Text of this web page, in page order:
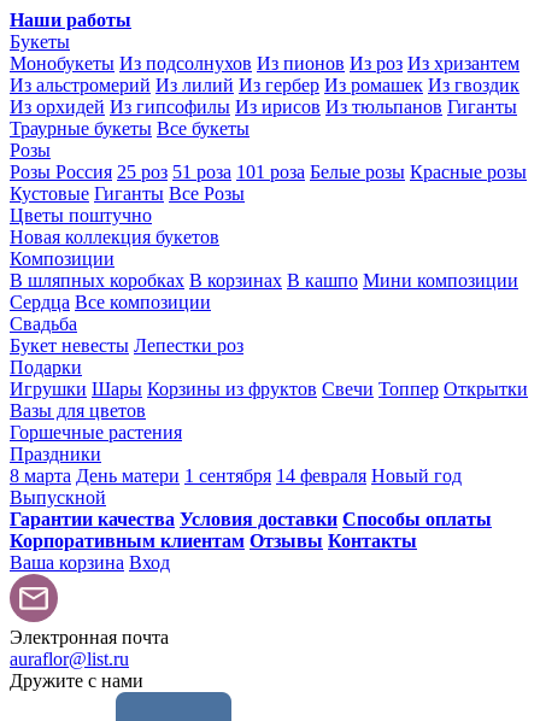
Наши работы
Букеты
Монобукеты Из подсолнухов Из пионов Из роз Из хризантем
Из альстромерий Из лилий Из гербер Из ромашек Из гвоздик
Из орхидей Из гипсофилы Из ирисов Из тюльпанов Гиганты
Траурные букеты Все букеты
Розы
Розы Россия 25 роз 51 роза 101 роза Белые розы Красные розы
Кустовые Гиганты Все Розы
Цветы поштучно
Новая коллекция букетов
Композиции
В шляпных коробках В корзинах В кашпо Мини композиции
Сердца Все композиции
Свадьба
Букет невесты Лепестки роз
Подарки
Игрушки Шары Корзины из фруктов Свечи Топпер Открытки
Вазы для цветов
Горшечные растения
Праздники
8 марта День матери 1 сентября 14 февраля Новый год
Выпускной
Гарантии качества Условия доставки Способы оплаты
Корпоративным клиентам Отзывы Контакты
Ваша корзина Вход
Электронная почта
auraflor@list.ru
Дружите с нами